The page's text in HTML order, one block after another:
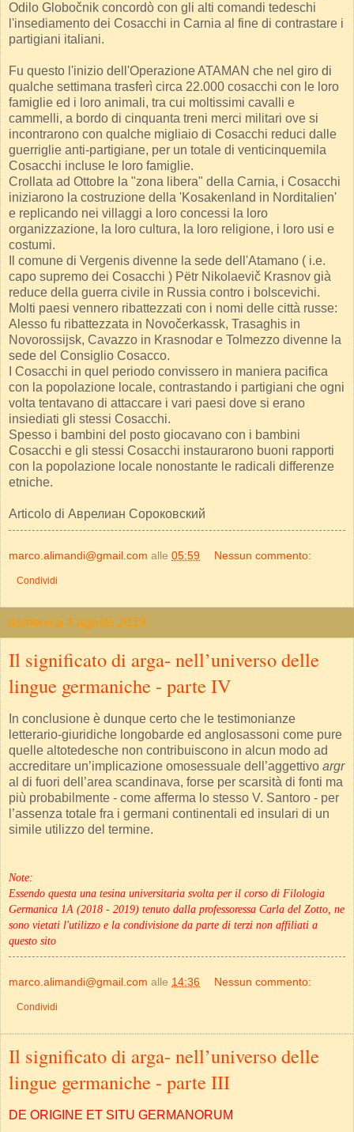
Odilo Globočnik concordò con gli alti comandi tedeschi
l'insediamento dei Cosacchi in Carnia al fine di contrastare i
partigiani italiani.
Fu questo l'inizio dell'Operazione ATAMAN che nel giro di
qualche settimana trasferì circa 22.000 cosacchi con le loro
famiglie ed i loro animali, tra cui moltissimi cavalli e
cammelli, a bordo di cinquanta treni merci militari ove si
incontrarono con qualche migliaio di Cosacchi reduci dalle
guerriglie anti-partigiane, per un totale di venticinquemila
Cosacchi incluse le loro famiglie.
Crollata ad Ottobre la "zona libera" della Carnia, i Cosacchi
iniziarono la costruzione della 'Kosakenland in Norditalien'
e replicando nei villaggi a loro concessi la loro
organizzazione, la loro cultura, la loro religione, i loro usi e
costumi.
Il comune di Vergenis divenne la sede dell'Atamano ( i.e.
capo supremo dei Cosacchi ) Pëtr Nikolaevič Krasnov già
reduce della guerra civile in Russia contro i bolscevichi.
Molti paesi vennero ribattezzati con i nomi delle città russe:
Alesso fu ribattezzata in Novočerkassk, Trasaghis in
Novorossijsk, Cavazzo in Krasnodar e Tolmezzo divenne la
sede del Consiglio Cosacco.
I Cosacchi in quel periodo convissero in maniera pacifica
con la popolazione locale, contrastando i partigiani che ogni
volta tentavano di attaccare i vari paesi dove si erano
insiediati gli stessi Cosacchi.
Spesso i bambini del posto giocavano con i bambini
Cosacchi e gli stessi Cosacchi instaurarono buoni rapporti
con la popolazione locale nonostante le radicali differenze
etniche.
Articolo di Аврелиан Сороковский
marco.alimandi@gmail.com alle 05:59 Nessun commento:
Condividi
domenica 4 agosto 2019
Il significato di arga- nell’universo delle
lingue germaniche - parte IV
In conclusione è dunque certo che le testimonianze
letterario-giuridiche longobarde ed anglosassoni come pure
quelle altotedesche non contribuiscono in alcun modo ad
accreditare un’implicazione omosessuale dell’aggettivo argr
al di fuori dell’area scandinava, forse per scarsità di fonti ma
più probabilmente - come afferma lo stesso V. Santoro - per
l’assenza totale fra i germani continentali ed insulari di un
simile utilizzo del termine.
Note:
Essendo questa una tesina universitaria svolta per il corso di Filologia
Germanica 1A (2018 - 2019) tenuto dalla professoressa Carla del Zotto, ne
sono vietati l'utilizzo e la condivisione da parte di terzi non affiliati a
questo sito
marco.alimandi@gmail.com alle 14:36 Nessun commento:
Condividi
Il significato di arga- nell’universo delle
lingue germaniche - parte III
DE ORIGINE ET SITU GERMANORUM